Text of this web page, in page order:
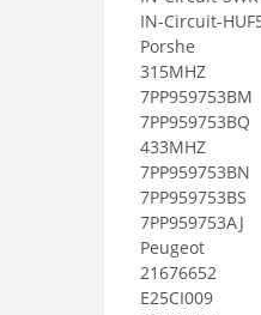
IN-Circuit-
Porshe
315MHZ
7PP959753BM
7PP959753BQ
433MHZ
7PP959753BN
7PP959753BS
7PP959753AJ
Peugeot
21676652
E25CI009